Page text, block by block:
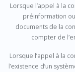
Lorsque l’appel à la
préinformation ou
documents de la
compter de
Lorsque l’appel à la
l’existence d’un